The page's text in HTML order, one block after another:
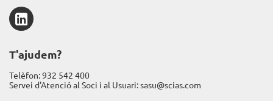
T'ajudem?
Telèfon:932 542 400
Servei d'Atenció al Soci i al Usuari:sasu@scias.com